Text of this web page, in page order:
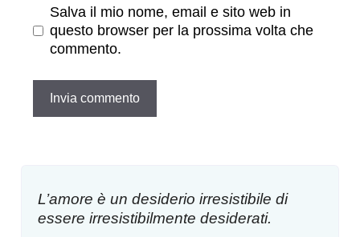
Salva il mio nome, email e sito web in
questo browser per la prossima volta che
commento.
L’amore è un desiderio irresistibile di
essere irresistibilmente desiderati.